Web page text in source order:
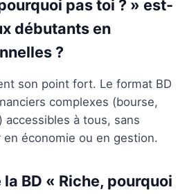
pas toi ? » est-
débutants en
?
son point fort. Le format BD
complexes (bourse,
accessibles à tous, sans
économie ou en gestion.
BD « Riche, pourquoi